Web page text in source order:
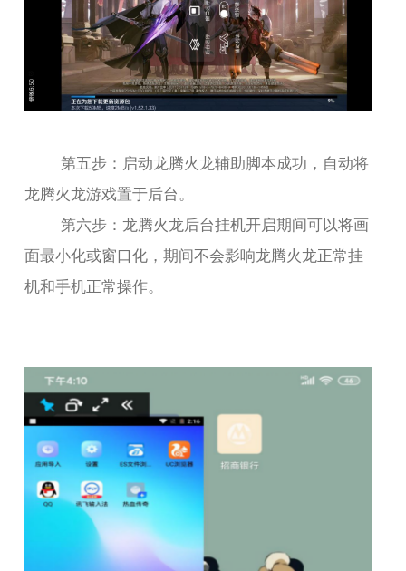
第五步：启动龙腾火龙辅助脚本成功，自动将
龙腾火龙游戏置于后台。
第六步：龙腾火龙后台挂机开启期间可以将画
面最小化或窗口化，期间不会影响龙腾火龙正常挂
机和手机正常操作。